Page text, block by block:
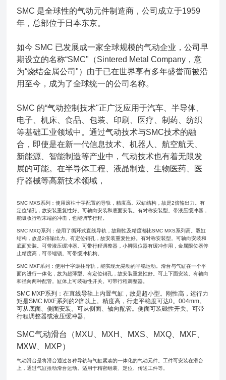
SMC 是全球性的气动元件制造商，公司成立于1959
年，总部位于日本东京。
如今 SMC 已发展成一家全球规模的气动企业，公司早
期设立的名称“SMC"（Sintered Metal Company，意
为“烧结金属公司"）由于已在世界享有多年盛誉而被沿
用至今，成为了全球统一的公司名称。
SMC 的“气动控制技术"正广泛应用于汽车、半导体、
电子、机床、食品、包装、印刷、医疗、制药、纺织
等基础工业领域中。通过气动技术与SMC技术的融
合，即使是在新一代信息技术、机器人、航空航天、
新能源、智能制造等产业中，气动技术也有着无限发
展的可能。在半导体工程、液晶制造、生物医药、医
疗器械等高新技术领域，
SMC MXS系列：使用滚柱十字配置的导轨，精度高。双缸结构，故是2倍输出力。有
定位销孔，故安装重复性好。可轴向安装和底面安装。有对称安装型。带液压缓冲器，
能吸收行程末端的冲击，也能调节行程。
SMC MXQ系列：使用了循环式直线导轨，故刚性及精度都比SMC MXS系列高。双缸
结构，故是2倍输出力。有定位销孔，故安装重复性好。有对称安装型。可轴向安装和
底面安装。可带液压缓冲器。可带行程调整器，小脚限位器有缓冲作用，金属限位器停
止精度高，可带端锁。可带缓冲机构。
SMC MXF系列：使用十字滚柱导轨，能实现无晃动的平稳运动。滑台与气缸在一个平
面内进行一体化，故为超薄型。有定位销孔，故安装重复性好。可上下面安装。有轴向
和径向两种配管。缸体上可装磁性开关。可带行程调整器。
SMC MXP系列：在直线导轨上内置气缸，故是超小型。刚性高，运行力
矩是SMC MXF系列的2倍以上。精度高，行走平稳度可达0。004mm。
可从底面、侧面安装。可从侧面、轴向配管。侧面可装磁性开关。可带
行程调整器或液压缓冲器。
SMC气动滑台（MXU、MXH、MXS、MXQ、MXF、
MXW、MXP）
气动滑台是将滑台通过各种导轨与气缸紧凑的一体化的气动元件。工件可安装在滑台
上，通过气缸推动滑台运动。适用于精密组装、定位、传送工件等。